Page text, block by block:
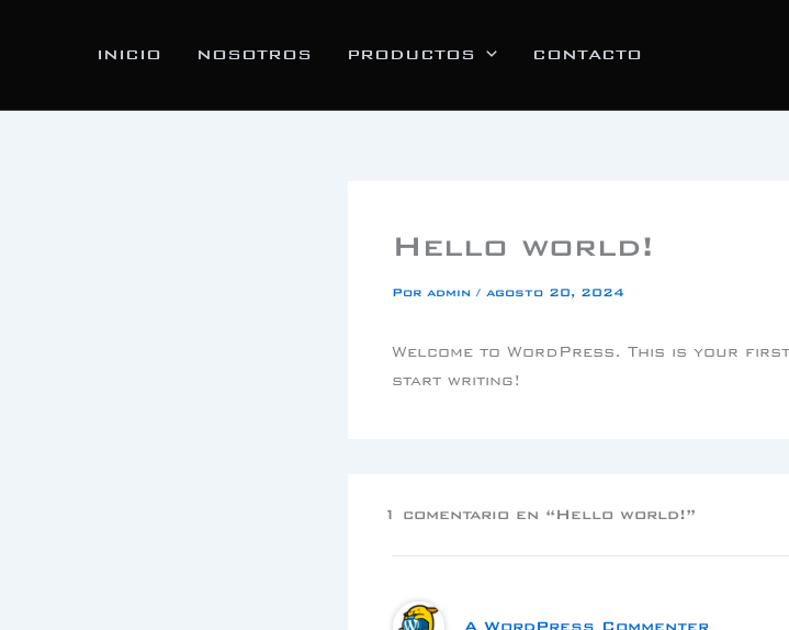
INICIO NOSOTROS PRODUCTOS CONTACTO
Hello world!
Por admin / agosto 20, 2024
Welcome to WordPress. This is your
start writing!
1 comentario en “Hello world!”